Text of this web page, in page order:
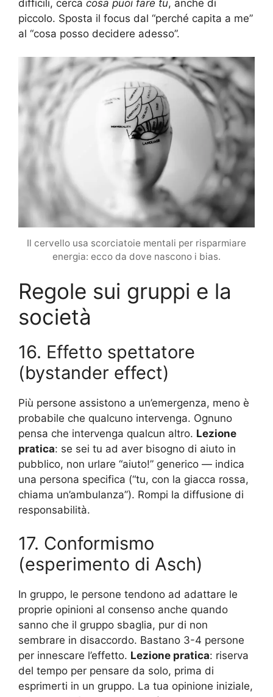
difficili, cerca cosa puoi fare tu, anche di
piccolo. Sposta il focus dal “perché capita a me”
al “cosa posso decidere adesso”.
Il cervello usa scorciatoie mentali per risparmiare
energia: ecco da dove nascono i bias.
Regole sui gruppi e la
società
16. Effetto spettatore
(bystander effect)
Più persone assistono a un’emergenza, meno è
probabile che qualcuno intervenga. Ognuno
pensa che intervenga qualcun altro. Lezione
pratica: se sei tu ad aver bisogno di aiuto in
pubblico, non urlare “aiuto!” generico — indica
una persona specifica (“tu, con la giacca rossa,
chiama un’ambulanza”). Rompi la diffusione di
responsabilità.
17. Conformismo
(esperimento di Asch)
In gruppo, le persone tendono ad adattare le
proprie opinioni al consenso anche quando
sanno che il gruppo sbaglia, pur di non
sembrare in disaccordo. Bastano 3-4 persone
per innescare l’effetto. Lezione pratica: riserva
del tempo per pensare da solo, prima di
esprimerti in un gruppo. La tua opinione iniziale,